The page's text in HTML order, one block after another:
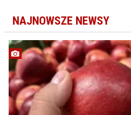
NAJNOWSZE NEWSY